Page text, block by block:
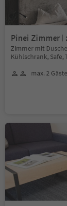
Pinei Zimmer |
Zimmer mit
Kühlschrank, Safe,
max. 2 Gäste